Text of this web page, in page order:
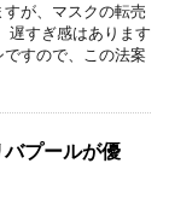
が、マスクの転売
遅すぎ感はあります
すので、この法案
バプールが優